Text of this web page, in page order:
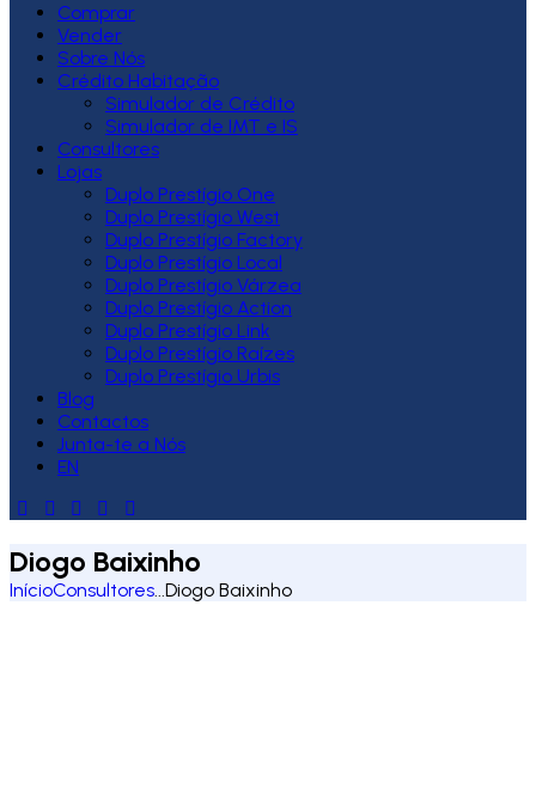
Comprar
Vender
Sobre Nós
Crédito Habitação
Simulador de Crédito
Simulador de IMT e IS
Consultores
Lojas
Duplo Prestígio One
Duplo Prestígio West
Duplo Prestígio Factory
Duplo Prestígio Local
Duplo Prestígio Várzea
Duplo Prestígio Action
Duplo Prestígio Link
Duplo Prestígio Raízes
Duplo Prestígio Urbis
Blog
Contactos
Junta-te a Nós
EN
Diogo Baixinho
InícioConsultores...Diogo Baixinho